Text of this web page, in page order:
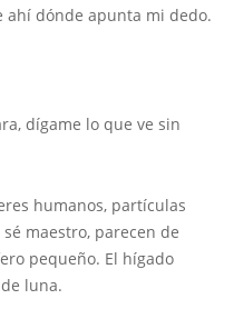
ahí dónde apunta mi dedo.
dígame lo que ve sin
humanos, partículas
maestro, parecen de
pequeño. El hígado
luna.